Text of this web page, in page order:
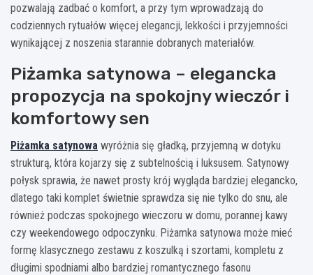
pozwalają zadbać o komfort, a przy tym wprowadzają do
codziennych rytuałów więcej elegancji, lekkości i przyjemności
wynikającej z noszenia starannie dobranych materiałów.
Piżamka satynowa – elegancka
propozycja na spokojny wieczór i
komfortowy sen
Piżamka satynowa wyróżnia się gładką, przyjemną w dotyku
strukturą, która kojarzy się z subtelnością i luksusem. Satynowy
połysk sprawia, że nawet prosty krój wygląda bardziej elegancko,
dlatego taki komplet świetnie sprawdza się nie tylko do snu, ale
również podczas spokojnego wieczoru w domu, porannej kawy
czy weekendowego odpoczynku. Piżamka satynowa może mieć
formę klasycznego zestawu z koszulką i szortami, kompletu z
długimi spodniami albo bardziej romantycznego fasonu